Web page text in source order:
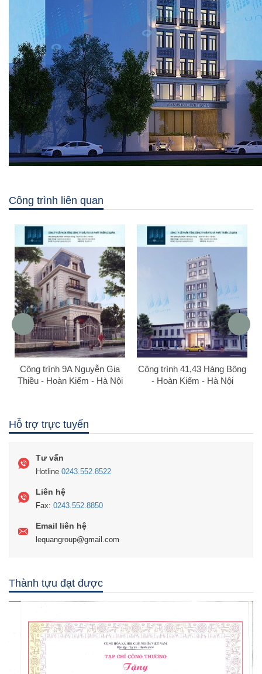
Công trình liên quan
Công trình 9A Nguyễn Gia
Thiều - Hoàn Kiếm - Hà Nội
Công trình 41,43 Hàng Bông
- Hoàn Kiếm - Hà Nội
Hỗ trợ trực tuyến
Tư vấn
Hotline 0243.552.8522
Liên hệ
Fax: 0243.552.8850
Email liên hệ
lequangroup@gmail.com
Thành tựu đạt được